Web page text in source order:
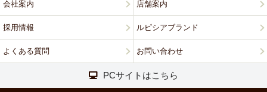
会社案内 店舗案内
採用情報 ルピシアブランド
よくある質問 お問い合わせ
PCサイトはこちら